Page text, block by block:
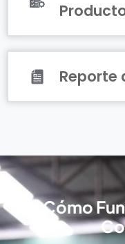
Reporte
Cómo